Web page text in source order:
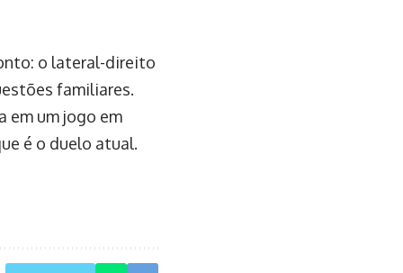
o lateral-direito
familiares.
em um jogo em
é o duelo atual.